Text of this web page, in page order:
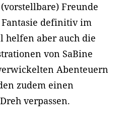
Freunde
definitiv im
aber auch die
von SaBine
Abenteuern
zudem einen
verpassen.